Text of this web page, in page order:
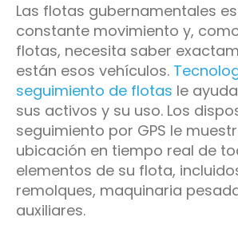
Las flotas gubernamentales
constante movimiento y,
flotas, necesita saber
están esos vehículos.
seguimiento de flotas le
sus activos y su uso. Los
seguimiento por GPS le
ubicación en tiempo real de
elementos de su flota,
remolques, maquinaria
auxiliares.